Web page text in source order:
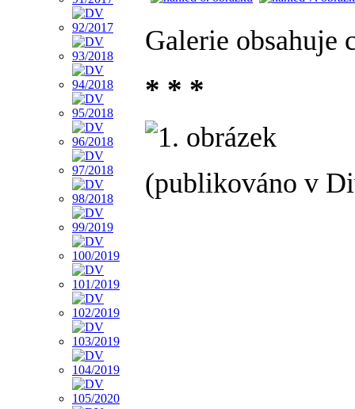
Galerie obsahuje
* * *
(publikováno v